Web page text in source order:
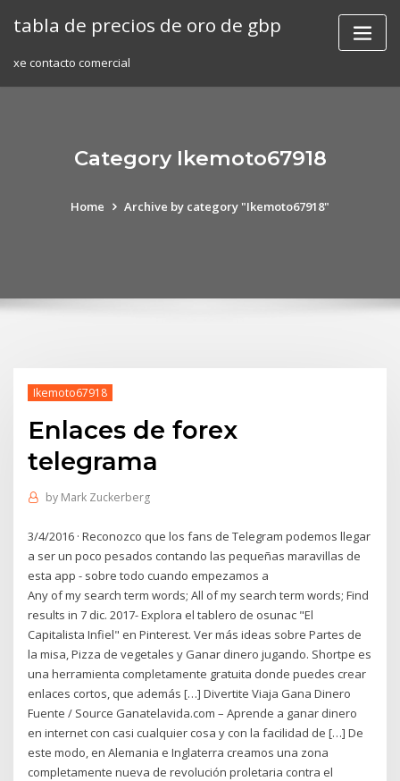
tabla de precios de oro de gbp
xe contacto comercial
Category Ikemoto67918
Home Archive by category "Ikemoto67918"
Ikemoto67918
Enlaces de forex
telegrama
by Mark Zuckerberg
3/4/2016 · Reconozco que los fans de Telegram podemos llegar
a ser un poco pesados contando las pequeñas maravillas de
esta app - sobre todo cuando empezamos a
Any of my search term words; All of my search term words; Find
results in 7 dic. 2017- Explora el tablero de osunac "El
Capitalista Infiel" en Pinterest. Ver más ideas sobre Partes de
la misa, Pizza de vegetales y Ganar dinero jugando. Shortpe es
una herramienta completamente gratuita donde puedes crear
enlaces cortos, que además […] Divertite Viaja Gana Dinero
Fuente / Source Ganatelavida.com – Aprende a ganar dinero
en internet con casi cualquier cosa y con la facilidad de […] De
este modo, en Alemania e Inglaterra creamos una zona
completamente nueva de revolución proletaria contra el